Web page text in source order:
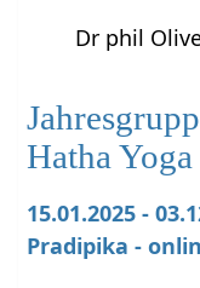
Dr phil
Hatha
15.01.2025 -
Pradipika -